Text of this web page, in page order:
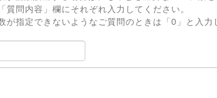
問内容」欄にそれぞれ入力してください。
が指定できないようなご質問のときは「0」と入力